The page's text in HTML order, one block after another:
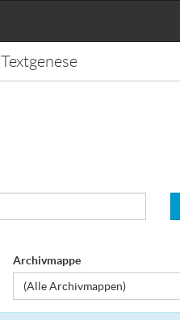
Textgenese
Archivmappe
(Alle Archivmappen)